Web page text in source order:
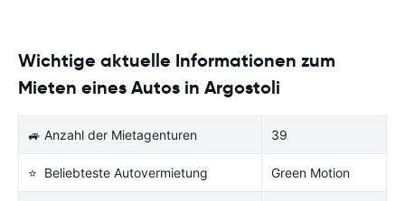
Wichtige aktuelle Informationen zum
Mieten eines Autos in Argostoli
🚙 Anzahl der Mietagenturen 39
⭐ Beliebteste Autovermietung Green Motion